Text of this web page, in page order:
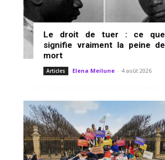
Le droit de tuer : ce que
signifie vraiment la peine de
mort
Articles Elena Meilune - 4 août 2026